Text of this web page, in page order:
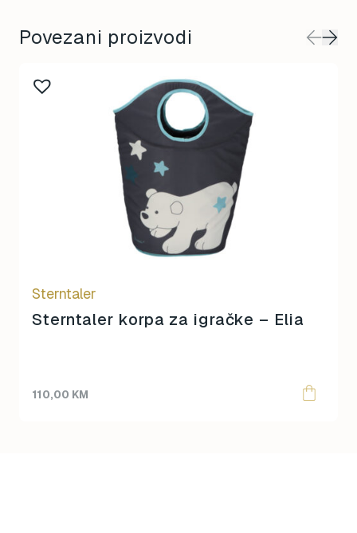
Povezani proizvodi
Sterntaler
Sterntaler korpa za igračke – Elia
110,00 KM